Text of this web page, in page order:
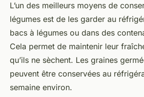
L’un des meilleurs moyens de
légumes est de les garder au
bacs à légumes ou dans des
Cela permet de maintenir leur
qu’ils ne sèchent. Les graines
peuvent être conservées au
semaine environ.